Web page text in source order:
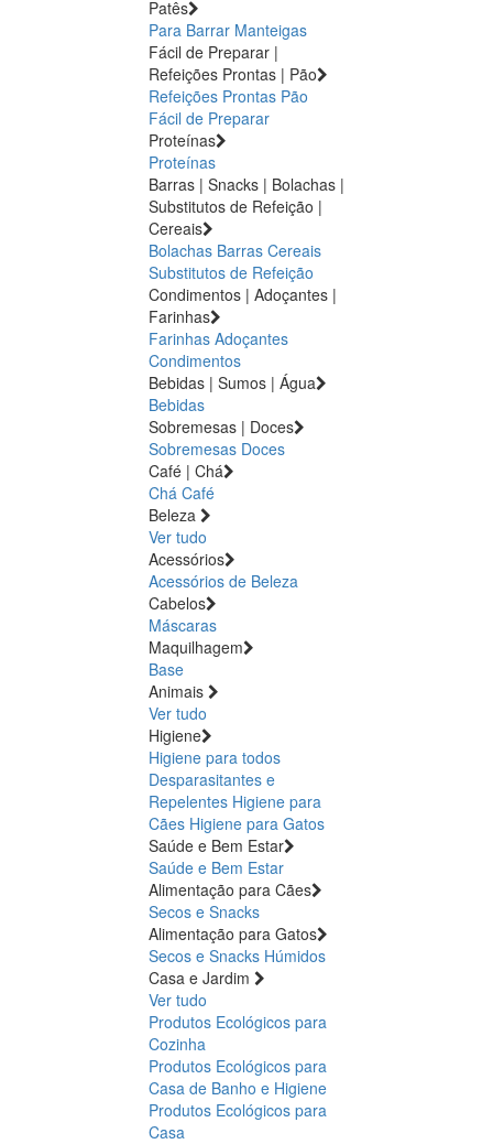
Patês
Para Barrar Manteigas
Fácil de Preparar |
Refeições Prontas | Pão
Refeições Prontas Pão
Fácil de Preparar
Proteínas
Proteínas
Barras | Snacks | Bolachas |
Substitutos de Refeição |
Cereais
Bolachas Barras Cereais
Substitutos de Refeição
Condimentos | Adoçantes |
Farinhas
Farinhas Adoçantes
Condimentos
Bebidas | Sumos | Água
Bebidas
Sobremesas | Doces
Sobremesas Doces
Café | Chá
Chá Café
Beleza
Ver tudo
Acessórios
Acessórios de Beleza
Cabelos
Máscaras
Maquilhagem
Base
Animais
Ver tudo
Higiene
Higiene para todos
Desparasitantes e
Repelentes Higiene para
Cães Higiene para Gatos
Saúde e Bem Estar
Saúde e Bem Estar
Alimentação para Cães
Secos e Snacks
Alimentação para Gatos
Secos e Snacks Húmidos
Casa e Jardim
Ver tudo
Produtos Ecológicos para
Cozinha
Produtos Ecológicos para
Casa de Banho e Higiene
Produtos Ecológicos para
Casa